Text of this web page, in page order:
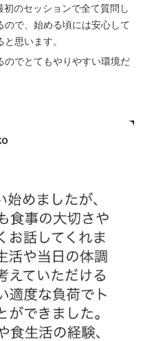
のセッションで全て質問し
で、始める頃には安心して
思います。
でとてもやりやすい環境だ